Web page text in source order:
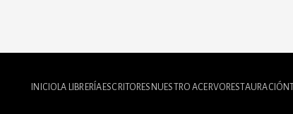
INICIO LA LIBRERÍA ESCRITORES NUESTRO ACERVO RESTAURACIÓN